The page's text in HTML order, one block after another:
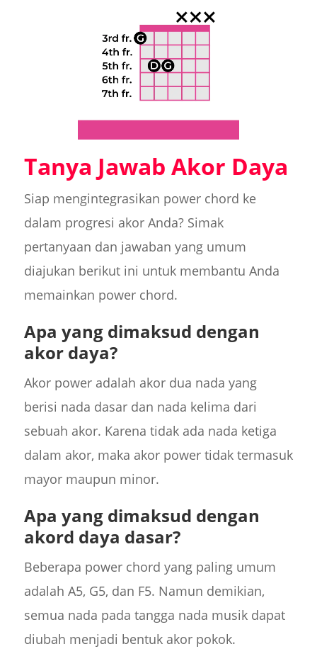
Tanya Jawab Akor Daya
Siap mengintegrasikan power chord ke
dalam progresi akor Anda? Simak
pertanyaan dan jawaban yang umum
diajukan berikut ini untuk membantu Anda
memainkan power chord.
Apa yang dimaksud dengan
akor daya?
Akor power adalah akor dua nada yang
berisi nada dasar dan nada kelima dari
sebuah akor. Karena tidak ada nada ketiga
dalam akor, maka akor power tidak termasuk
mayor maupun minor.
Apa yang dimaksud dengan
akord daya dasar?
Beberapa power chord yang paling umum
adalah A5, G5, dan F5. Namun demikian,
semua nada pada tangga nada musik dapat
diubah menjadi bentuk akor pokok.